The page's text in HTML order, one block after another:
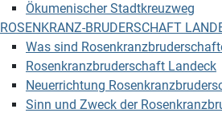
Ökumenischer Stadtkreuzweg
ROSENKRANZ-BRUDERSCHAFT
Was sind
Rosenkranzbruderschaft Landeck
Neuerrichtung
Sinn und Zweck der